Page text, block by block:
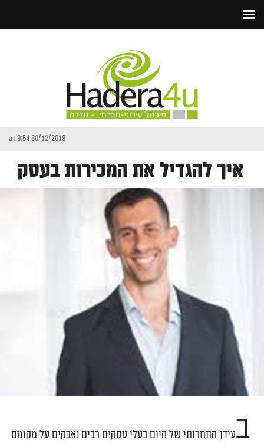
30/12/2018 at 9:54
איך להגדיל את המכירות בעסק
בעידן התחרותי של היום בעלי עסקים רבים נאבקים על מקומם